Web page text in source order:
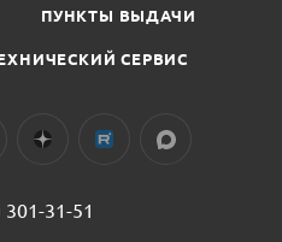
ПУНКТЫ ВЫДАЧИ
СЕРВИС
301-31-51